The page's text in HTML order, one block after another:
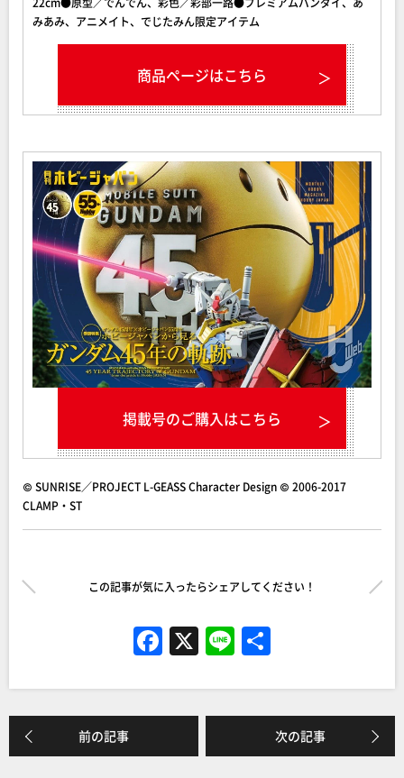
みあみ、アニメイト、でじたみん限定アイテム
商品ページはこちら
掲載号のご購入はこちら
© SUNRISE／PROJECT L-GEASS Character Design © 2006-2017
CLAMP・ST
この記事が気に入ったらシェアしてください！
F
a
c
e
b
X Li
n
e
前の記事 次の記事